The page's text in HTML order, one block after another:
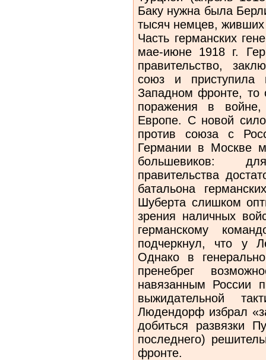
Баку нужна была
тысяч немцев,
Часть германских
мае-июне 1918 г.
правительство,
союз и приступила
Западном фронте, то
поражения в
Европе. С новой
против союза с
Германии в Москве
большевиков:
правительства
батальона
Шуберта слишком
зрения наличных
германскому
подчеркнул, что у
Однако в
пренебрег
навязанным России
выжидательной
Людендорф избрал
добиться развязки
последнего)
фронте.